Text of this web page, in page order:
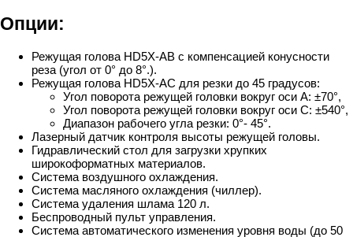
Опции:
Режущая голова HD5X-АВ с компенсацией конусности
реза (угол от 0° до 8°.).
Режущая голова HD5X-AС для резки до 45 градусов:
Угол поворота режущей головки вокруг оси А: ±70°,
Угол поворота режущей головки вокруг оси С: ±540°,
Диапазон рабочего угла резки: 0°- 45°.
Лазерный датчик контроля высоты режущей головы.
Гидравлический стол для загрузки хрупких
широкоформатных материалов.
Система воздушного охлаждения.
Система масляного охлаждения (чиллер).
Система удаления шлама 120 л.
Беспроводный пульт управления.
Система автоматического изменения уровня воды (до 50